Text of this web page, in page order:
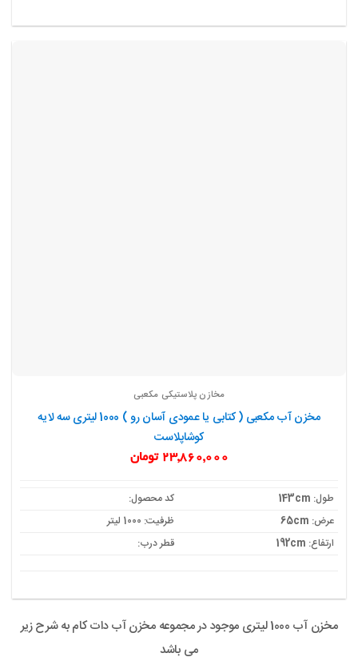
مخازن پلاستیکی مکعبی
مخزن آب مکعبی ( کتابی یا عمودی آسان رو ) 1000 لیتری سه لایه
کوشاپلاست
23,860,000 تومان
طول: 143cm
کد محصول:
عرض: 65cm
ظرفیت: 1000 لیتر
ارتفاع: 192cm قطر درب:
مخزن آب 1000 لیتری موجود در مجموعه مخزن آب دات کام به شرح زیر
می باشد